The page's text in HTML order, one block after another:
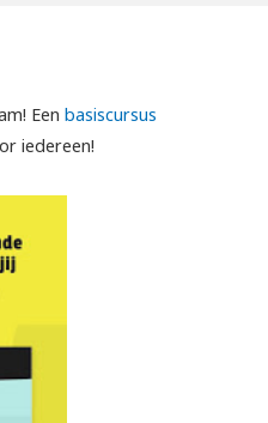
Een basiscursus
iedereen!